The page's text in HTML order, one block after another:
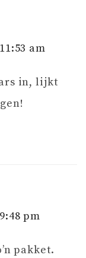
am
in, lijkt
pm
pakket.